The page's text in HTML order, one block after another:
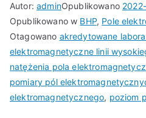
Autor:adminOpublikowano
Opublikowano w BHP, Pole
Otagowano akredytowane
elektromagnetyczne linii
natężenia pola
pomiary pól
elektromagnetycznego, poziom